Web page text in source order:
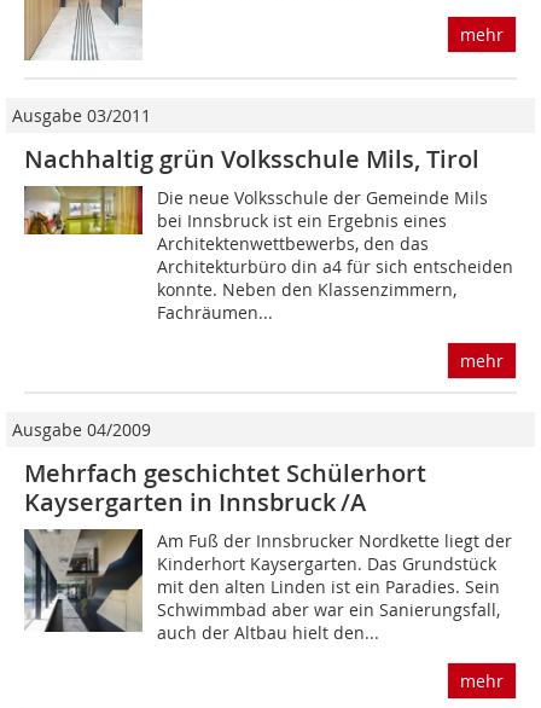
mehr
Ausgabe 03/2011
Nachhaltig grün Volksschule Mils, Tirol
Die neue Volksschule der Gemeinde Mils
bei Innsbruck ist ein Ergebnis eines
Architektenwettbewerbs, den das
Architekturbüro din a4 für sich entscheiden
konnte. Neben den Klassenzimmern,
Fachräumen...
mehr
Ausgabe 04/2009
Mehrfach geschichtet Schülerhort
Kaysergarten in Innsbruck /A
Am Fuß der Innsbrucker Nordkette liegt der
Kinderhort Kaysergarten. Das Grundstück
mit den alten Linden ist ein Paradies. Sein
Schwimm­bad aber war ein Sanierungsfall,
auch der Altbau hielt den...
mehr